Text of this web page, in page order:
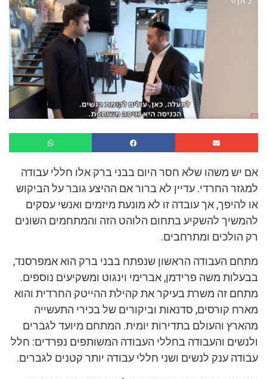
אם יש משהו שלא חסר היום בבני ברק אלו חללי עבודה
למגזר החרדי. עדיין לא ברור אם ההיצע גובר על הביקוש
או להיפך, אך עובדה זו לא מונעת מיזמים ואנשי עסקים
להמשיך להשקיע בתחום הלוהט הזה והמתחמים השונים
רק הולכים ומתרחבים.
מתחם העבודה הראשון שנפתח בבני ברק הוא אמפרסנד,
בבעלות משה פרידמן, אברימי וינגוט ומשקיעים נוספים.
מתחם זה משרת בעיקר את קהילת ההייטק החרדית והוא
מארח קורסים, סדנאות וביקורים של בכירי התעשייה
מהארץ והעולם בתדירות יומית. המתחם מיועד לגברים
ולנשים והעבודה בחללי העבודה המשותפים נפרדים: חלל
עבודה ענק לנשים ושני חללי עבודה יותר קטנים לגברים.